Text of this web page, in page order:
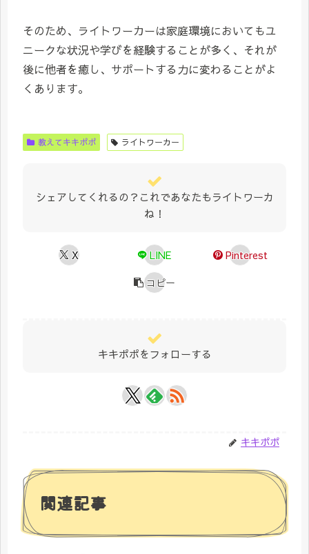
そのため、ライトワーカーは家庭環境においてもユ
ニークな状況や学びを経験することが多く、それが
後に他者を癒し、サポートする力に変わることがよ
くあります。
教えてキキポポ ライトワーカー
シェアしてくれるの？これであなたもライトワーカ
ね！
X LINE
Pinterest
コピー
キキポポをフォローする
キキポポ
関連記事